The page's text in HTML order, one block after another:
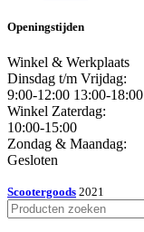
Openingstijden
Winkel & Werkplaats
Dinsdag t/m Vrijdag:
9:00-12:00 13:00-18:00
Winkel Zaterdag:
10:00-15:00
Zondag & Maandag:
Gesloten
Scootergoods 2021